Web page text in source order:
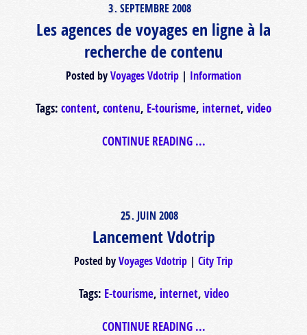
3. SEPTEMBRE2008
Les agences de voyages en ligne à la
recherche de contenu
Posted byVoyages Vdotrip Information
Tags: content, contenu, E-tourisme, internet, video
CONTINUE READING ...
25. JUIN 2008
Lancement Vdotrip
Posted byVoyages Vdotrip City Trip
Tags: E-tourisme, internet, video
CONTINUE READING ...